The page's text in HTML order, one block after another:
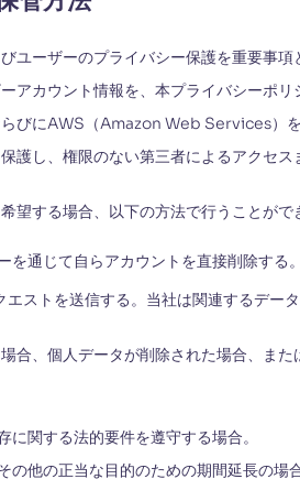
ユーザーのプライバシー保護を重要事
アカウント情報を、本プライバシーポ
びにAWS（Amazon Web Services）
護し、権限のない第三者によるアクセス
望する場合、以下の方法で行うことがで
通じて自らアカウントを直接削除する。
ストを送信する。当社は関連するデー
合、個人データが削除された場合、ま
関する法的要件を遵守する場合。
他の正当な目的のための期間延長の場合